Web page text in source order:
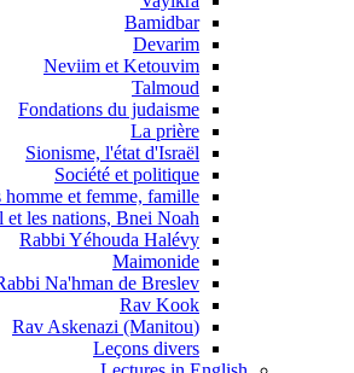
Bamidbar
Devarim
Neviim et Ketouvim
Talmoud
Fondations du judaisme
La prière
Sionisme, l'état d'Israël
Société et politique
homme et femme, famille
et les nations, Bnei Noah
Rabbi Yéhouda Halévy
Maimonide
Na'hman de Breslev
Rav Kook
(Rav Askenazi (Manitou
Leçons divers